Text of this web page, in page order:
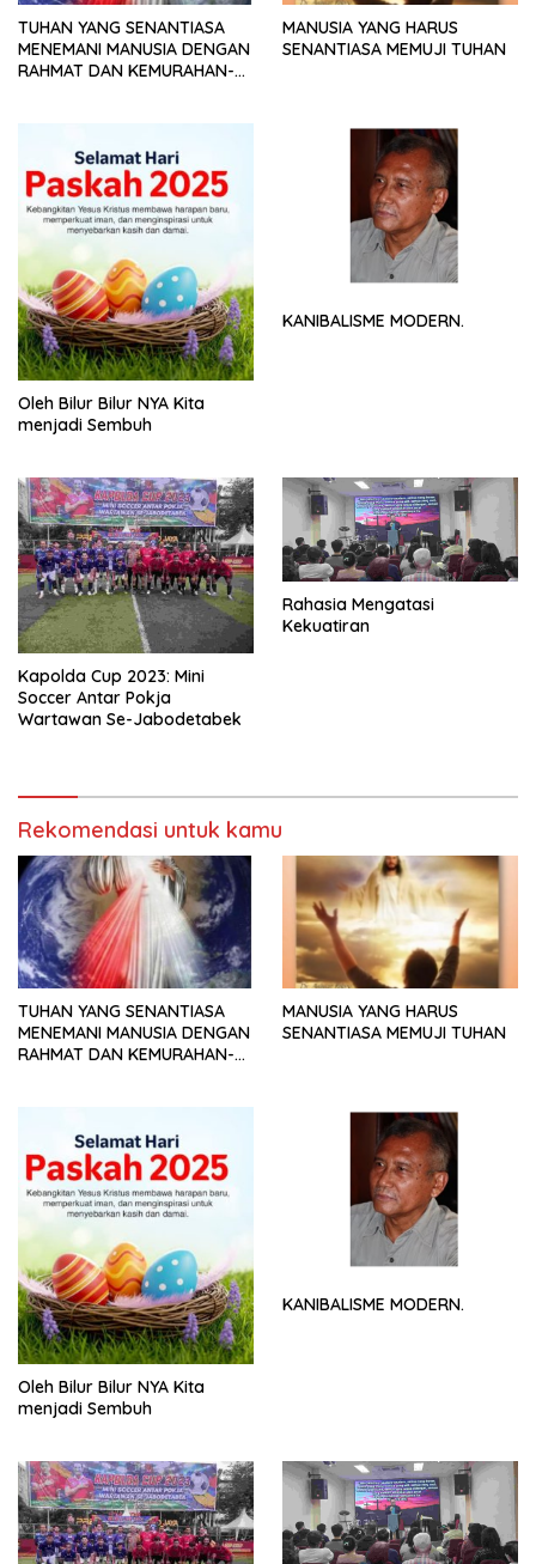
TUHAN YANG SENANTIASA
MENEMANI MANUSIA DENGAN
RAHMAT DAN KEMURAHAN-
MANUSIA YANG HARUS
SENANTIASA MEMUJI TUHAN
Oleh Bilur Bilur NYA Kita
menjadi Sembuh
KANIBALISME MODERN.
Kapolda Cup 2023: Mini
Soccer Antar Pokja
Wartawan Se-Jabodetabek
Rahasia Mengatasi
Kekuatiran
Rekomendasi untuk kamu
TUHAN YANG SENANTIASA
MENEMANI MANUSIA DENGAN
RAHMAT DAN KEMURAHAN-
MANUSIA YANG HARUS
SENANTIASA MEMUJI TUHAN
Oleh Bilur Bilur NYA Kita
menjadi Sembuh
KANIBALISME MODERN.